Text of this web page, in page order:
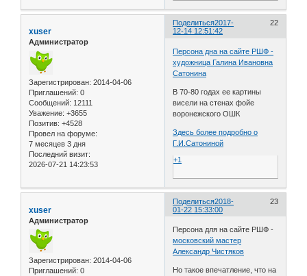
Поделиться 22
2017-
12-14 12:51:42
xuser
Администратор
Зарегистрирован: 2014-04-06
Приглашений: 0
Сообщений: 12111
Уважение: +3655
Позитив: +4528
Провел на форуме:
7 месяцев 3 дня
Последний визит:
2026-07-21 14:23:53
Персона дна на сайте РШФ -
художница Галина Ивановна
Сатонина
В 70-80 годах ее картины
висели на стенах фойе
воронежского ОШК
Здесь более подробно о
Г.И.Сатониной
+1
Поделиться 23
2018-
01-22 15:33:00
xuser
Администратор
Зарегистрирован: 2014-04-06
Приглашений: 0
Персона для на сайте РШФ -
московский мастер
Александр Чистяков
Но такое впечатление, что на